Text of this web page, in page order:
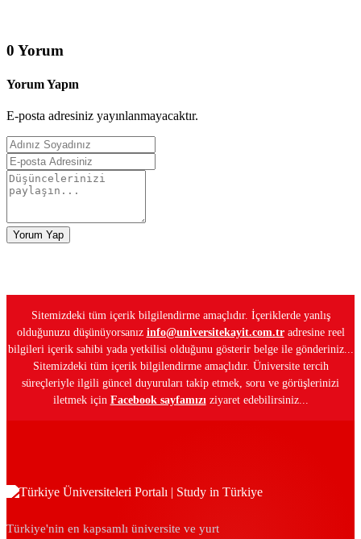
0 Yorum
Yorum Yapın
E-posta adresiniz yayınlanmayacaktır.
Yorum Yap
Sitemizdeki tüm içerik bilgilendirme amaçlıdır. İçeriklerde yanlış
olduğunuzu düşünüyorsanız info@universitekayit.com.tradresine reel
bilgileri içerik sahibi yada yetkilisi olduğunu gösterir belge ile gönderiniz...
Sitemizdeki tüm içerik bilgilendirme amaçlıdır. Üniversite tercih
süreçleriyle ilgili güncel duyuruları takip etmek, soru ve görüşlerinizi
iletmek için Facebook sayfamızı ziyaret edebilirsiniz...
Türkiye'nin en kapsamlı üniversite ve yurt